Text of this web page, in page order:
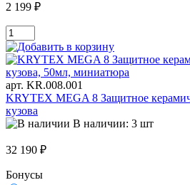
2 199 ₽
арт. KR.008.001
KRYTEX MEGA 8 Защитное
кузова
В наличии: 3 шт
32 190 ₽
Бонусы